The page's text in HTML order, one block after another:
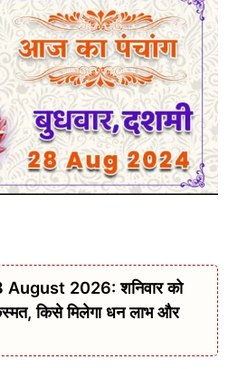
2026: शनिवार को
किसे मिलेगा धन लाभ और